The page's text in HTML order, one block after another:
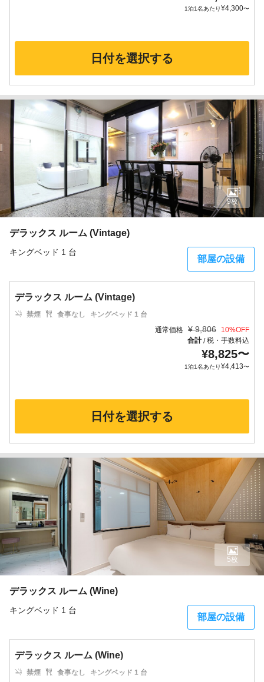
1泊1名あたり¥4,300〜
日付を選択する
デラックス ルーム (Vintage)
キングベッド 1 台
部屋の設備
9枚
デラックス ルーム (Vintage)
禁煙 食事なし
キングベッド 1 台
通常価格 ¥ 9,806 10%OFF
合計/税・手数料込
¥8,825〜
1泊1名あたり¥4,413〜
日付を選択する
デラックス ルーム (Wine)
キングベッド 1 台
部屋の設備
5枚
デラックス ルーム (Wine)
禁煙 食事なし
キングベッド 1 台